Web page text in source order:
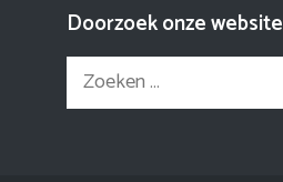
Doorzoek onze website
Zoek
naar: